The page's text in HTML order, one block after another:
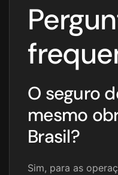
O seguro
mesmo
Brasil?
Sim, para as